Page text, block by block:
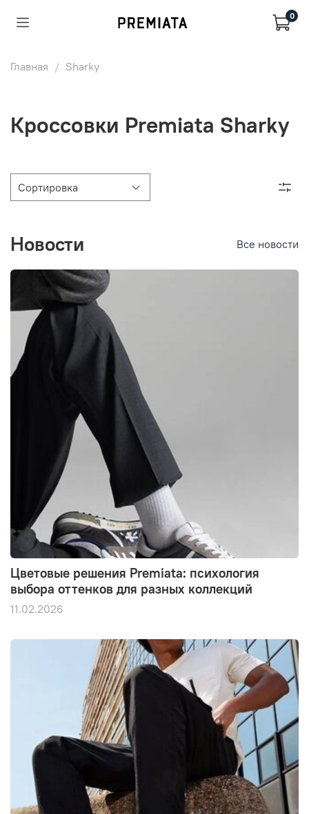
0
Главная Sharky
Кроссовки Premiata Sharky
Новости Все новости
Цветовые решения Premiata: психология
выбора оттенков для разных коллекций
11.02.2026